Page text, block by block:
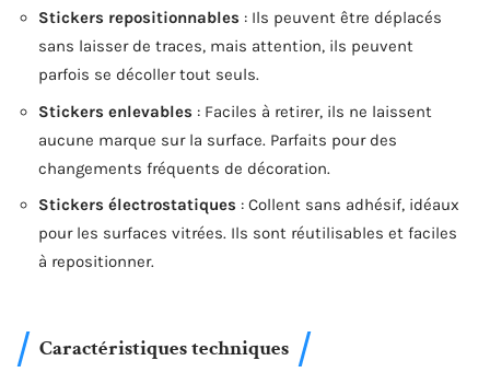
Stickers repositionnables : Ils peuvent être déplacés
sans laisser de traces, mais attention, ils peuvent
parfois se décoller tout seuls.
Stickers enlevables : Faciles à retirer, ils ne laissent
aucune marque sur la surface. Parfaits pour des
changements fréquents de décoration.
Stickers électrostatiques : Collent sans adhésif, idéaux
pour les surfaces vitrées. Ils sont réutilisables et faciles
à repositionner.
Caractéristiques techniques